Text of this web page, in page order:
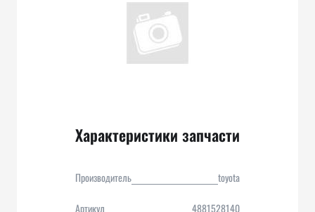
Характеристики запчасти
Производитель toyota
Артикул 4881528140